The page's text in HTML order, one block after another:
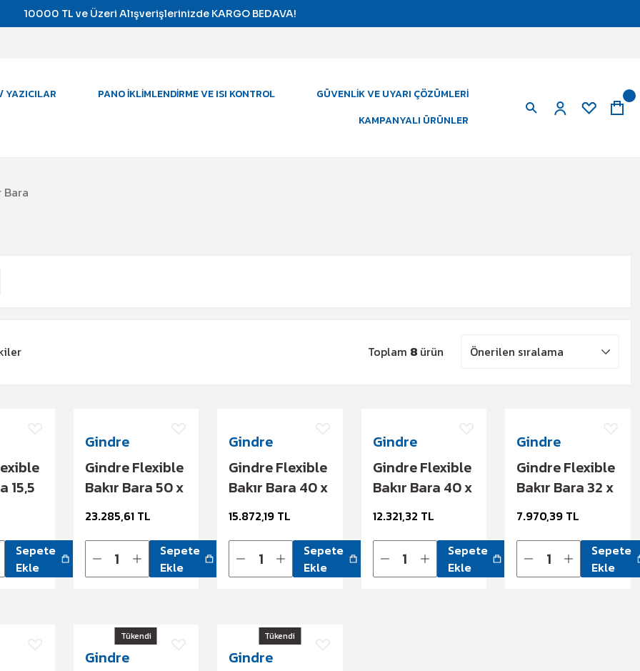
10000 TL ve Üzeri Alışverişlerinizde KARGO BEDAVA!
YAZICILAR PANO İKLIMLENDIRME VE ISI KONTROL
GÜVENLIK VE UYARI ÇÖZÜMLERI
KAMPANYALI ÜRÜNLER
Bara
Toplam 8 ürün
15,5
Sepete
Ekle
Gindre
Gindre Flexible
Bakır Bara 50 x
1 x 10 1404 A
23.285,61 TL
Sepete
Ekle
Gindre
Gindre Flexible
Bakır Bara 40 x
1 x 8 1048 A
15.872,19 TL
Sepete
Ekle
Gindre
Gindre Flexible
Bakır Bara 40 x
1 x 6 866 A
12.321,32 TL
Sepete
Ekle
Gindre
Gindre Flexible
Bakır Bara 32 x
1 x 5 648 A
7.970,39 TL
Sepete
Ekle
Tükendi
Gindre
Tükendi
Gindre